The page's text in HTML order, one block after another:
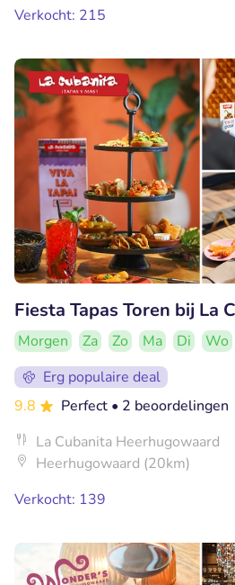
Verkocht: 215
Fiesta Tapas Toren bij La
Morgen Za Zo Ma Di
Wo
Erg populaire deal
9.8
Perfect • 2 beoordelingen
La Cubanita Heerhugowaard
Heerhugowaard (20km)
Verkocht: 139